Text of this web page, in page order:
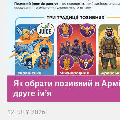
Як обрати позивний в
друге імʼя
12 JULY 2026